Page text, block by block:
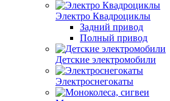
Электро Квадроциклы
Задний привод
Полный привод
Детские электромобили
Электроснегокаты